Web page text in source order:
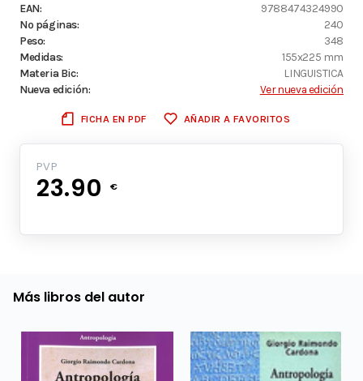
EAN:
9788474324990
Nº páginas:
240
Peso:
348
Medidas:
155x225 mm
Materia Bic:
LINGUISTICA
Nueva edición:
Ver nueva edición
FICHA EN PDF AÑADIR A FAVORITOS
PVP
23.90 €
Más libros del autor